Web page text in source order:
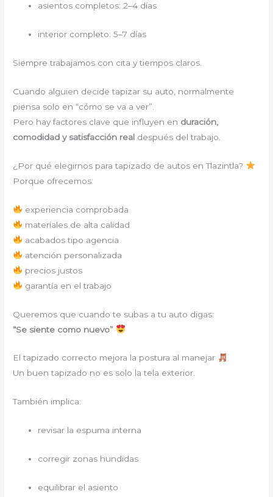
asientos completos: 2–4 días
interior completo: 5–7 días
Siempre trabajamos con cita y tiempos claros.
Cuando alguien decide tapizar su auto, normalmente
piensa solo en “cómo se va a ver”.
Pero hay factores clave que influyen en duración,
comodidad y satisfacción real después del trabajo.
¿Por qué elegirnos para tapizado de autos en Tlazintla?
Porque ofrecemos:
experiencia comprobada
materiales de alta calidad
acabados tipo agencia
atención personalizada
precios justos
garantía en el trabajo
Queremos que cuando te subas a tu auto digas:
“Se siente como nuevo”
El tapizado correcto mejora la postura al manejar
Un buen tapizado no es solo la tela exterior.
También implica:
revisar la espuma interna
corregir zonas hundidas
equilibrar el asiento